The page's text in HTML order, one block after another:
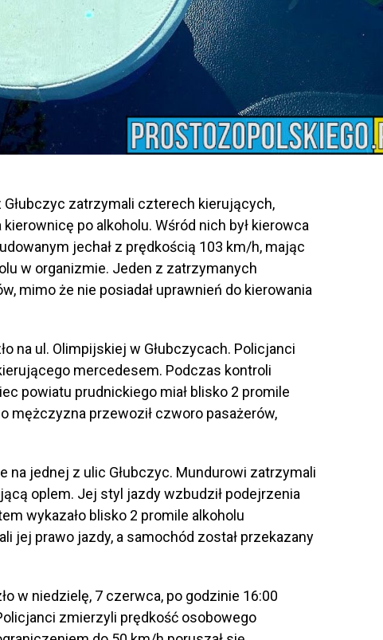
zatrzymali czterech kierujących,
po alkoholu. Wśród nich był kierowca
jechał z prędkością 103 km/h, mając
w organizmie. Jeden z zatrzymanych
mimo że nie posiadał uprawnień do kierowania
na ul. Olimpijskiej w Głubczycach. Policjanci
mercedesem. Podczas kontroli
powiatu prudnickiego miał blisko 2 promile
mężczyzna przewoził czworo pasażerów,
na jednej z ulic Głubczyc. Mundurowi zatrzymali
oplem. Jej styl jazdy wzbudził podejrzenia
wykazało blisko 2 promile alkoholu
jej prawo jazdy, a samochód został przekazany
w niedzielę, 7 czerwca, po godzinie 16:00
zmierzyli prędkość osobowego